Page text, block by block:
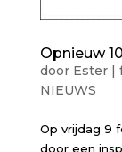
Opnieuw
door Ester|
NIEUWS
Op vrijdag 9
door een